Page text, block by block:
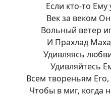
Если кто-то Ему
Век за веком
Вольный ветер
И Прахлад
Удивляясь
Удивляйтесь
Всем твореньям
Чтобы в миг, когда